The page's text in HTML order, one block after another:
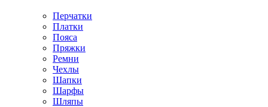
Перчатки
Платки
Пояса
Пряжки
Ремни
Чехлы
Шапки
Шарфы
Шляпы